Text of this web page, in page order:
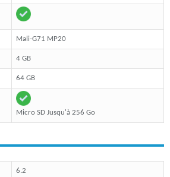
Mali-G71 MP20
4 GB
64 GB
Micro SD Jusqu'à 256 Go
6.2